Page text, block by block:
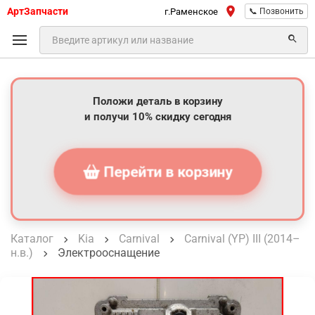
АртЗапчасти г.Раменское 📞 Позвонить
Положи деталь в корзину
и получи 10% скидку сегодня
Перейти в корзину
Каталог Kia Carnival
Carnival (YP) III (2014–
н.в.)
Электрооснащение